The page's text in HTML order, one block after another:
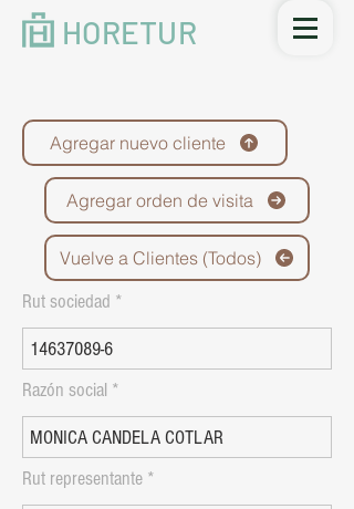
HORETUR
Agregar nuevo cliente
Agregar orden de visita
Vuelve a Clientes (Todos)
Rut sociedad
Razón social
Rut representante